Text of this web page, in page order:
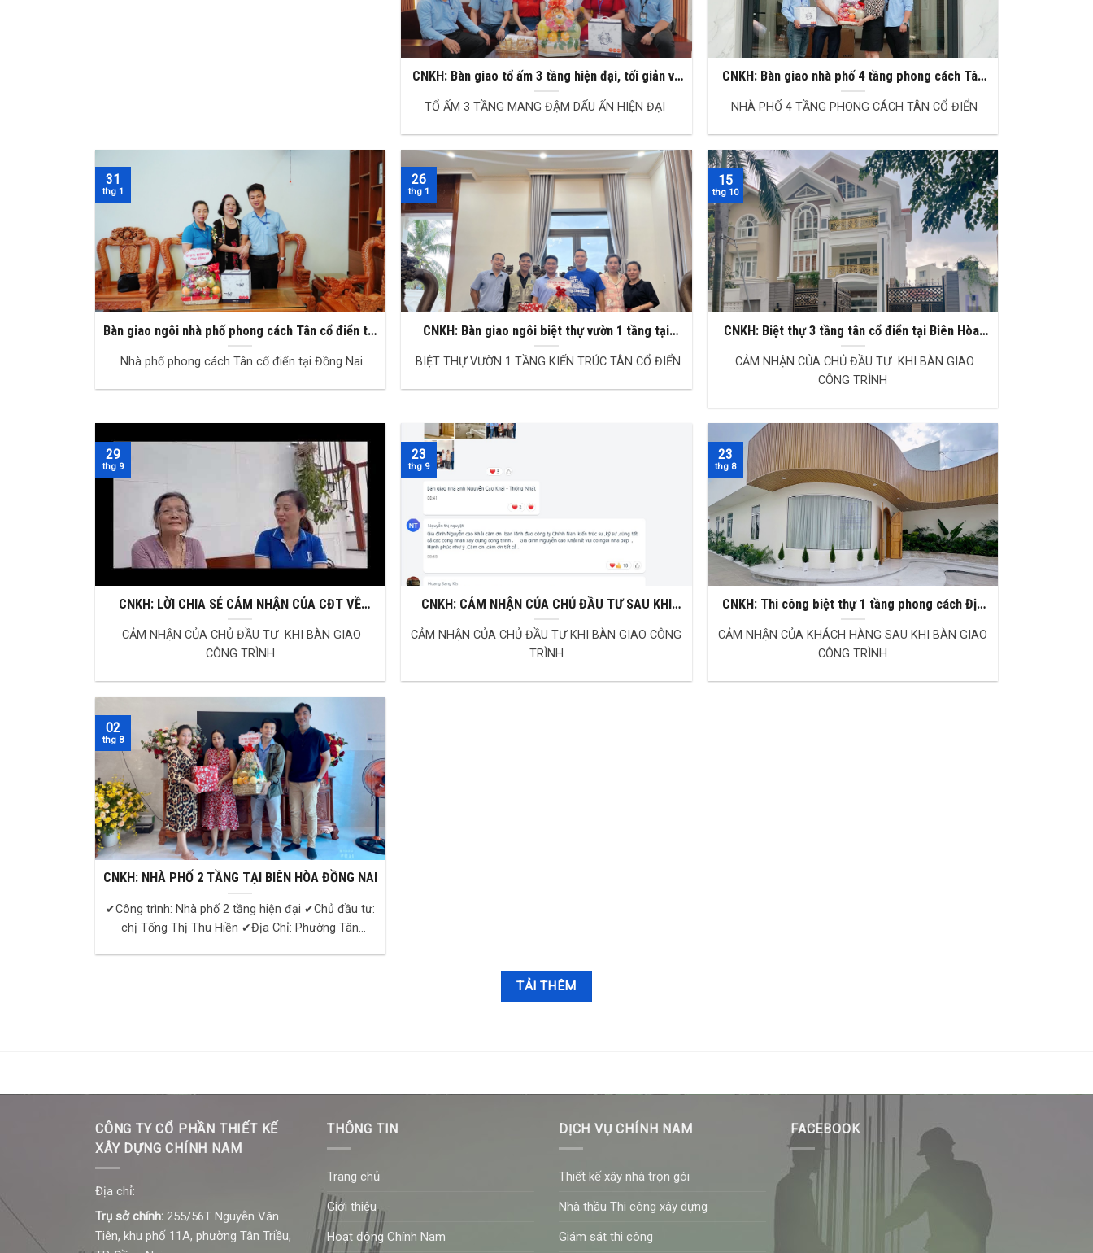
CNKH: Bàn giao tổ ấm 3 tầng hiện đại, tối giản và
tinh tế
TỔ ẤM 3 TẦNG MANG ĐẬM DẤU ẤN HIỆN ĐẠI
CNKH: Bàn giao nhà phố 4 tầng phong cách Tân
cổ điển
NHÀ PHỐ 4 TẦNG PHONG CÁCH TÂN CỔ ĐIỂN
Bàn giao ngôi nhà phố phong cách Tân cổ điển tại
Đồng Nai
Nhà phố phong cách Tân cổ điển tại Đồng Nai
31
thg 1
CNKH: Bàn giao ngôi biệt thự vườn 1 tầng tại
Nhơn Trạch, Đồng Nai
BIỆT THỰ VƯỜN 1 TẦNG KIẾN TRÚC TÂN CỔ ĐIỂN
26
thg 1
CNKH: Biệt thự 3 tầng tân cổ điển tại Biên Hòa,
Đồng Nai
CẢM NHẬN CỦA CHỦ ĐẦU TƯ KHI BÀN GIAO
CÔNG TRÌNH
15
thg 10
CNKH: LỜI CHIA SẺ CẢM NHẬN CỦA CĐT VỀ
CHÍNH NAM
CẢM NHẬN CỦA CHỦ ĐẦU TƯ KHI BÀN GIAO
CÔNG TRÌNH
29
thg 9
CNKH: CẢM NHẬN CỦA CHỦ ĐẦU TƯ SAU KHI
BÀN GIAO CÔNG TRÌNH
CẢM NHẬN CỦA CHỦ ĐẦU TƯ KHI BÀN GIAO CÔNG
TRÌNH
23
thg 9
CNKH: Thi công biệt thự 1 tầng phong cách Địa
Trung Hải
CẢM NHẬN CỦA KHÁCH HÀNG SAU KHI BÀN GIAO
CÔNG TRÌNH
23
thg 8
CNKH: NHÀ PHỐ 2 TẦNG TẠI BIÊN HÒA ĐỒNG NAI
✔Công trình: Nhà phố 2 tầng hiện đại ✔Chủ đầu tư:
chị Tống Thị Thu Hiền ✔Địa Chỉ: Phường Tân
02
thg 8
TẢI THÊM
CÔNG TY CỔ PHẦN THIẾT KẾ
XÂY DỰNG CHÍNH NAM
Địa chỉ:
Trụ sở chính: 255/56T Nguyễn Văn
Tiên, khu phố 11A, phường Tân Triều,
THÔNG TIN
Trang chủ
Giới thiệu
Hoạt động Chính Nam
DỊCH VỤ CHÍNH NAM
Thiết kế xây nhà trọn gói
Nhà thầu Thi công xây dựng
Giám sát thi công
FACEBOOK